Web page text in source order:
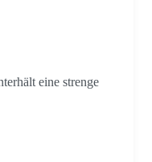
eine strenge